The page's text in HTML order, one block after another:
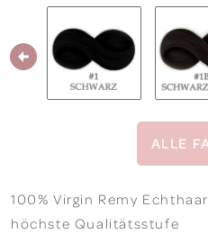
ALLE
100% Virgin Remy
höchste Qualitätsstufe